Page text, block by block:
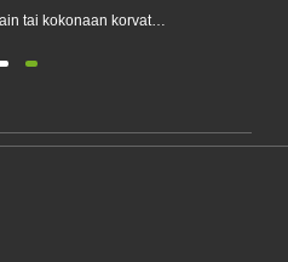
tai kokonaan korvata